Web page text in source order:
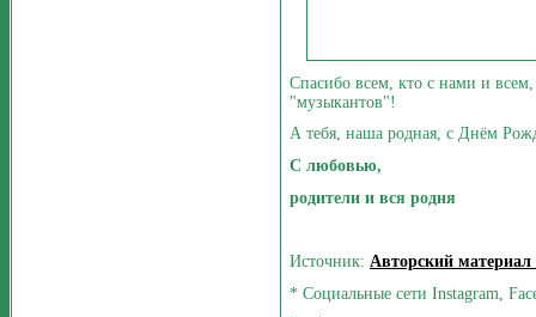
Спасибо всем, кто с нами и
"музыкантов"!
А тебя, наша родная, с Днём
С любовью,
родители и вся родня
Источник: Авторский
* Социальные сети Instagram,